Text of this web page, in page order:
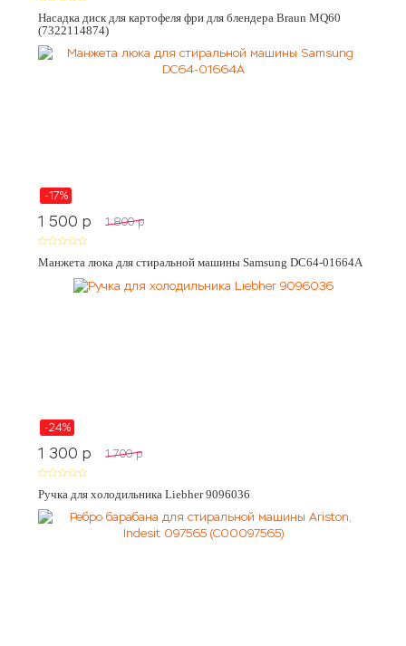
Насадка диск для картофеля фри для блендера Braun MQ60
(7322114874)
-17%
1 500 p 1 800 p
Манжета люка для стиральной машины Samsung DC64-01664A
-24%
1 300 p 1 700 p
Ручка для холодильника Liebher 9096036